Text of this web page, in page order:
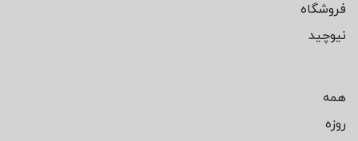
فروشگاه
نیوچید
همه
روزه